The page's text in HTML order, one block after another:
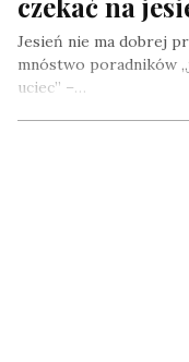
Jesień nie ma dobrej
mnóstwo poradników
uciec” –…